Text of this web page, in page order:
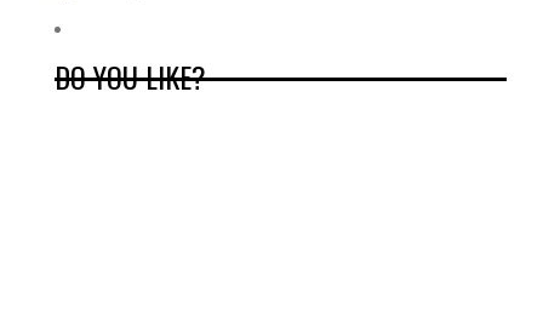
DO YOU LIKE?